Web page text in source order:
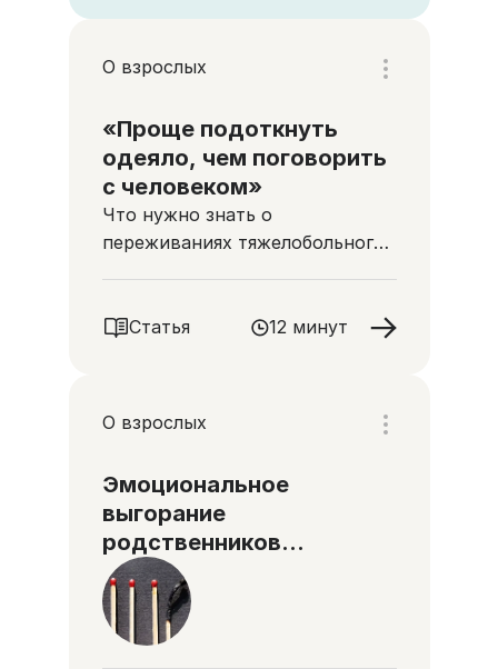
О взрослых
«Проще подоткнуть
одеяло, чем поговорить
с человеком»
Что нужно знать о
переживаниях тяжелобольного
Статья
12 минут
О взрослых
Эмоциональное
выгорание
родственников
тяжелобольного